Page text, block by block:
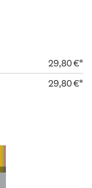
29,80 €*
29,80 €*